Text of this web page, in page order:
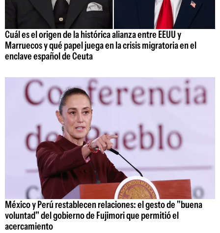
Cuál es el origen de la histórica alianza entre EEUU y
Marruecos y qué papel juega en la crisis migratoria en el
enclave español de Ceuta
México y Perú restablecen relaciones: el gesto de "buena
voluntad" del gobierno de Fujimori que permitió el
acercamiento